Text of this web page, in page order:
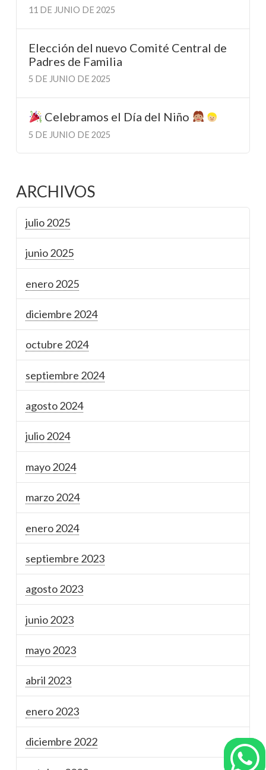
11 DE JUNIO DE 2025
Elección del nuevo Comité Central de
Padres de Familia
5 DE JUNIO DE 2025
Celebramos el Día del Niño
5 DE JUNIO DE 2025
ARCHIVOS
julio 2025
junio 2025
enero 2025
diciembre 2024
octubre 2024
septiembre 2024
agosto 2024
julio 2024
mayo 2024
marzo 2024
enero 2024
septiembre 2023
agosto 2023
junio 2023
mayo 2023
abril 2023
enero 2023
diciembre 2022